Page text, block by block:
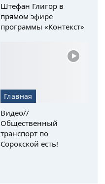
Штефан Глигор в
прямом эфире
программы «Контекст»
Главная
Видео//
Общественный
транспорт по
Сорокской есть!